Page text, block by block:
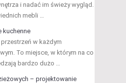
i nadać im świeży wygląd.
mebli …
kuchenne
w każdym
To miejsce, w którym na co
bardzo dużo …
– projektowanie